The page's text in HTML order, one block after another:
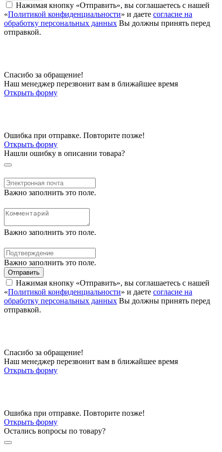
Нажимая кнопку «Отправить», вы соглашаетесь с нашей
«Политикой конфиденциальности» и даете согласие на
обработку персональных данных Вы должны принять перед
отправкой.
Спасибо за обращение!
Наш менеджер перезвонит вам в ближайшее время
Открыть форму
Ошибка при отправке. Повторите позже!
Открыть форму
Нашли ошибку в описании товара?
Важно заполнить это поле.
Важно заполнить это поле.
Важно заполнить это поле.
Отправить
Нажимая кнопку «Отправить», вы соглашаетесь с нашей
«Политикой конфиденциальности» и даете согласие на
обработку персональных данных Вы должны принять перед
отправкой.
Спасибо за обращение!
Наш менеджер перезвонит вам в ближайшее время
Открыть форму
Ошибка при отправке. Повторите позже!
Открыть форму
Остались вопросы по товару?